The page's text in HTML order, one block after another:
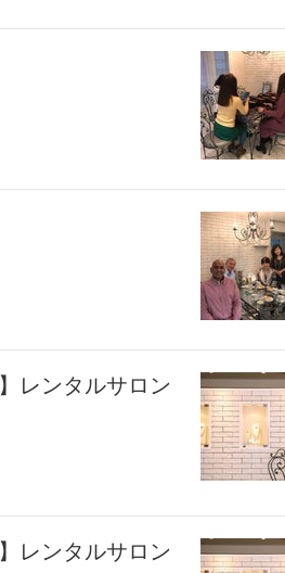
レンタルサロン
レンタルサロン